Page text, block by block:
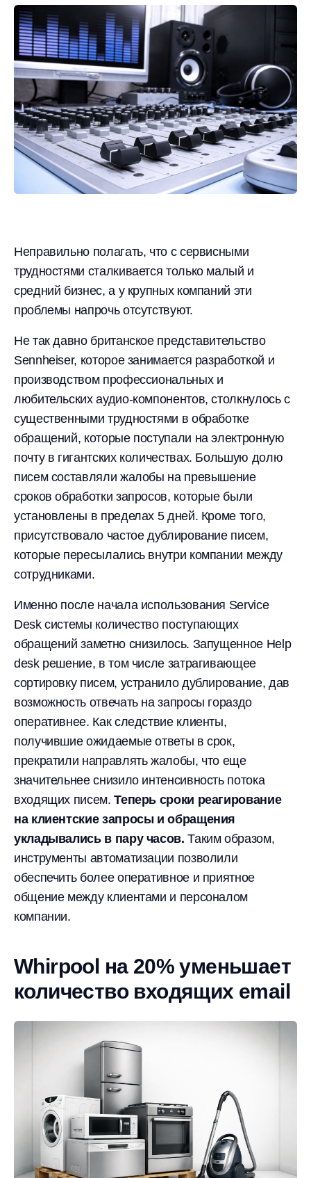
Неправильно полагать, что с сервисными
трудностями сталкивается только малый и
средний бизнес, а у крупных компаний эти
проблемы напрочь отсутствуют.
Не так давно британское представительство
Sennheiser, которое занимается разработкой и
производством профессиональных и
любительских аудио-компонентов, столкнулось с
существенными трудностями в обработке
обращений, которые поступали на электронную
почту в гигантских количествах. Большую долю
писем составляли жалобы на превышение
сроков обработки запросов, которые были
установлены в пределах 5 дней. Кроме того,
присутствовало частое дублирование писем,
которые пересылались внутри компании между
сотрудниками.
Именно после начала использования Service
Desk системы количество поступающих
обращений заметно снизилось. Запущенное Help
desk решение, в том числе затрагивающее
сортировку писем, устранило дублирование, дав
возможность отвечать на запросы гораздо
оперативнее. Как следствие клиенты,
получившие ожидаемые ответы в срок,
прекратили направлять жалобы, что еще
значительнее снизило интенсивность потока
входящих писем.Теперь сроки реагирование
на клиентские запросы и обращения
укладывались в пару часов. Таким образом,
инструменты автоматизации позволили
обеспечить более оперативное и приятное
общение между клиентами и персоналом
компании.
Whirpool на 20% уменьшает
количество входящих email